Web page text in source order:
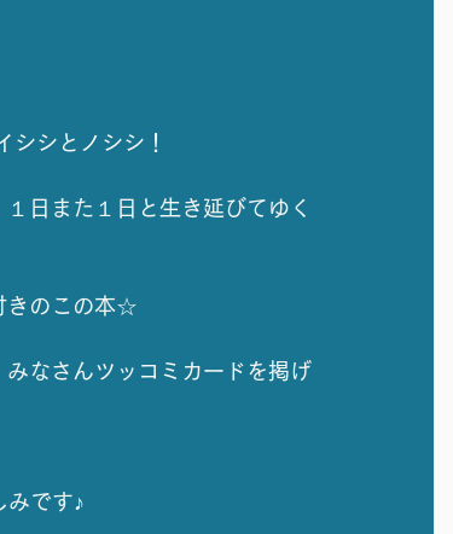
シシとノシシ！
日また１日と生き延びてゆく
きのこの本☆
なさんツッコミカードを掲げ
みです♪